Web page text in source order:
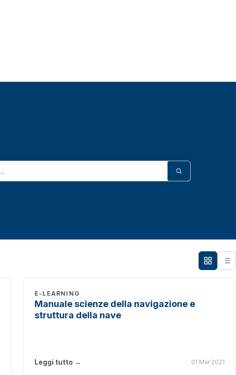
E-LEARNING
Manuale scienze della navigazione e
struttura della nave
Leggi tutto → 01 Mar 2021